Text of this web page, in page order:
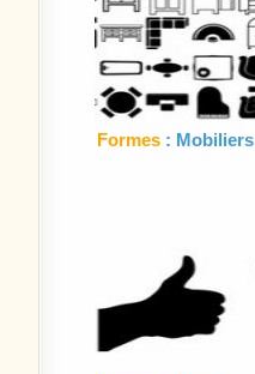
Formes : Mobiliers